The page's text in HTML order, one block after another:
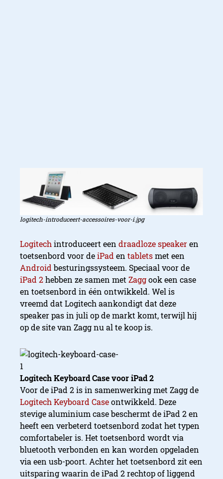
logitech-introduceert-accessoires-voor-i.jpg
Logitech introduceert een draadlozespeakeren
toetsenbord voor deiPad en tabletsmet een
Androidbesturingssysteem. Speciaal voor de
iPad 2hebben ze samen met Zaggook een case
en toetsenbord in één ontwikkeld. Wel is
vreemd dat Logitech aankondigt dat deze
speaker pas in juli op de markt komt, terwijl hij
op de site van Zagg nu al te koop is.
Logitech Keyboard Case voor iPad 2
Voor de iPad 2 is in samenwerking met Zagg de
Logitech Keyboard Caseontwikkeld. Deze
stevige aluminium case beschermt de iPad 2 en
heeft een verbeterd toetsenbord zodat het typen
comfortabeler is. Het toetsenbord wordt via
bluetooth verbonden en kan worden opgeladen
via een usb-poort. Achter het toetsenbord zit een
uitsparing waarin de iPad 2 rechtop of liggend